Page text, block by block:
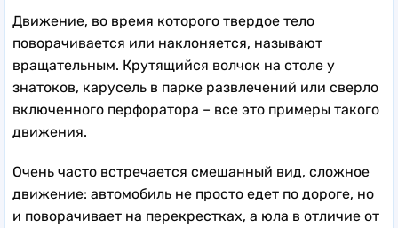
Движение, во время которого твердое тело
поворачивается или наклоняется, называют
вращательным. Крутящийся волчок на столе у
знатоков, карусель в парке развлечений или сверло
включенного перфоратора – все это примеры такого
движения.
Очень часто встречается смешанный вид, сложное
движение: автомобиль не просто едет по дороге, но
и поворачивает на перекрестках, а юла в отличие от